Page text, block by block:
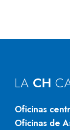
LA CH
Oficinas
Oficinas de